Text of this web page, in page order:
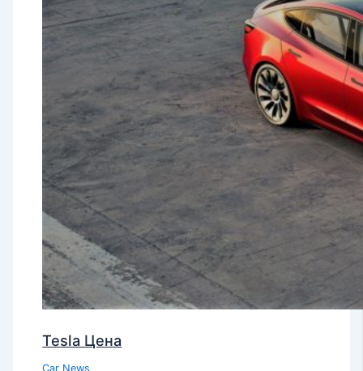
Tesla Цена
Car News